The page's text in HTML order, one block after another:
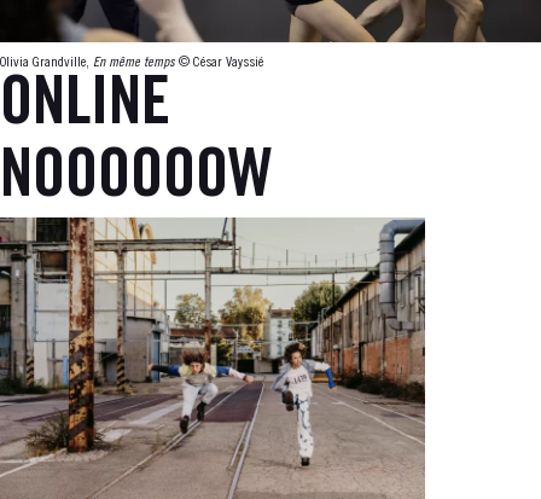
Olivia Grandville, En même temps © César Vayssié
ONLINE
NOOOOOOW